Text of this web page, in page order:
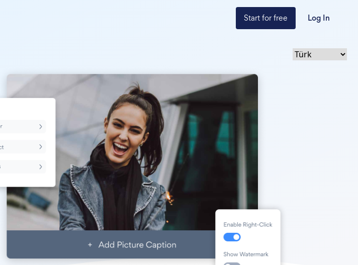
Start for free Log In